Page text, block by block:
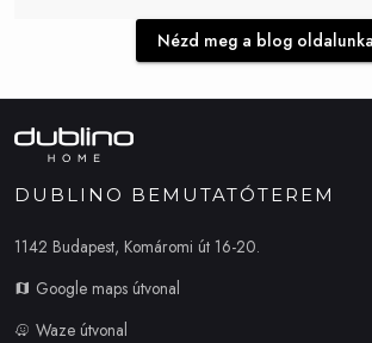
Nézd meg a blog
DUBLINO BEMUTATÓTEREM
1142 Budapest, Komáromi út 16-20.
Google maps útvonal
Waze útvonal